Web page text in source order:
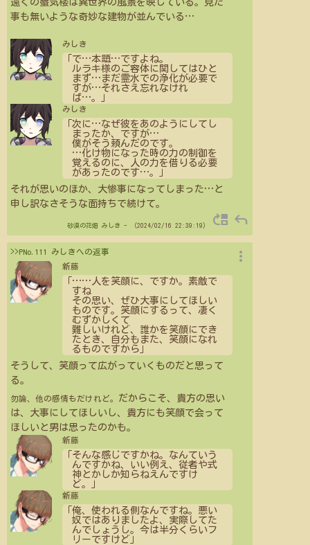
遠くの蜃気楼は異世界の風景を映している。見た
事も無いような奇妙な建物が並んでいる …
みしき
「で…本題…ですよね。
ルラキ様のご容体に関してはひと
まず… まだ霊水での浄化が必要で
すが…それさえ忘れなけれ
ば…。」
みしき
「次に…なぜ彼をあのようにしてし
まったか、ですが…
僕がそう頼んだのです。
…化け物になった時の力の制御を
覚えるのに、人の力を借りる必要
があったのです…。」
それが思いのほか、大惨事になってしまった… と
申し訳なさそうな面持ちで続けて。
砂漠の花畑 みしき - （2024/02/16 22:39:19） move_up reply
>>PNo.111 みしきへの返事
新藤
…… 人を笑顔に、ですか。素敵で
すね
その思い、ぜひ大事にしてほしい
ものです。笑顔にするって、凄く
むずかしくて
難しいけれど、誰かを笑顔にでき
たとき、自分もまた、笑顔になれ
るものですから」
そうして、笑顔って広がっていくものだと思って
る。
勿論、他の感情もだけれど。 だからこそ、貴方の思い
は、大事にしてほしいし、貴方にも笑顔で会って
ほしいと男は思ったのかも。
新藤
「そんな感じですかね。なんていう
んですかね、いい例え、従者や式
神とかしか知らねえんですけ
ど。」
新藤
「俺、使われる側なんですね。悪い
奴ではありましたよ、実際してた
んでしょうし。今は半分くらいフ
リーですけど」
more_vert